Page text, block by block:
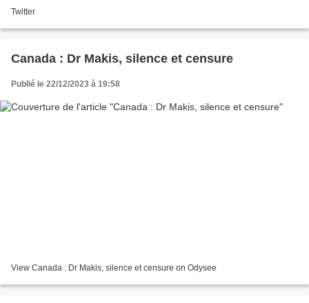
Twitter
Canada : Dr Makis, silence et censure
Publié le 22/12/2023 à 19:58
View Canada : Dr Makis, silence et censure on Odysee